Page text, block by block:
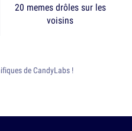
20 memes drôles sur les
voisins
de CandyLabs !